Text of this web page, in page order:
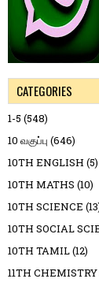
CATEGORIES
1-5 (548)
10 வகுப்பு (646)
10TH ENGLISH (5)
10TH MATHS (10)
10TH SCIENCE
10TH SOCIAL
10TH TAMIL(12)
11TH CHEMISTRY